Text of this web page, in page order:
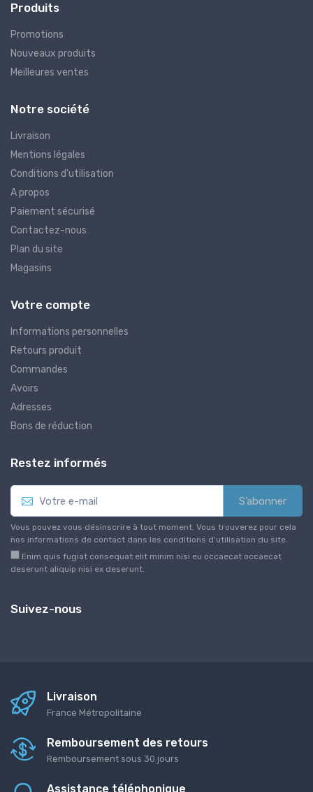
Produits
Promotions
Nouveaux produits
Meilleures ventes
Notre société
Livraison
Mentions légales
Conditions d'utilisation
A propos
Paiement sécurisé
Contactez-nous
Plan du site
Magasins
Votre compte
Informations personnelles
Retours produit
Commandes
Avoirs
Adresses
Bons de réduction
Restez informés
S’abonner
Vous pouvez vous désinscrire à tout moment. Vous trouverez pour cela
nos informations de contact dans les conditions d'utilisation du site.
Enim quis fugiat consequat elit minim nisi eu occaecat occaecat
deserunt aliquip nisi ex deserunt.
Suivez-nous
Livraison
France Métropolitaine
Remboursement des retours
Remboursement sous 30 jours
Assistance téléphonique